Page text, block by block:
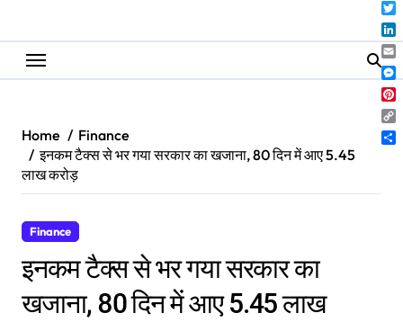
Home
Finance
इनकम टैक्स से भर गया सरकार का खजाना, 80 दिन में आए 5.45
लाख करोड़
Finance
इनकम टैक्स से भर गया सरकार का
खजाना, 80 दिन में आए 5.45 लाख